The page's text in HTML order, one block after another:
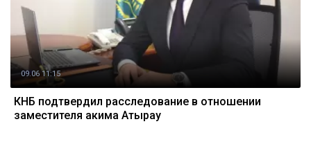
09.06 11:15
КНБ подтвердил расследование в отношении
заместителя акима Атырау